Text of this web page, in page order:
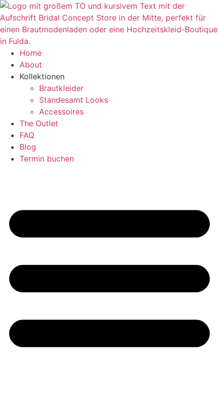
Zum
Inhalt
springen
Home
About
Kollektionen
Brautkleider
Standesamt Looks
Accessoires
The Outlet
FAQ
Blog
Termin buchen